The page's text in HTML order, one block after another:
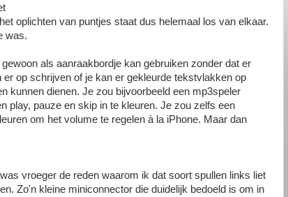
oplichten van puntjes staat dus helemaal los van elkaar.
was.
als aanraakbordje kan gebruiken zonder dat er
op schrijven of je kan er gekleurde tekstvlakken op
kunnen dienen. Je zou bijvoorbeeld een mp3speler
play, pauze en skip in te kleuren. Je zou zelfs een
om het volume te regelen à la iPhone. Maar dan
vroeger de reden waarom ik dat soort spullen links liet
Zo'n kleine miniconnector die duidelijk bedoeld is om in